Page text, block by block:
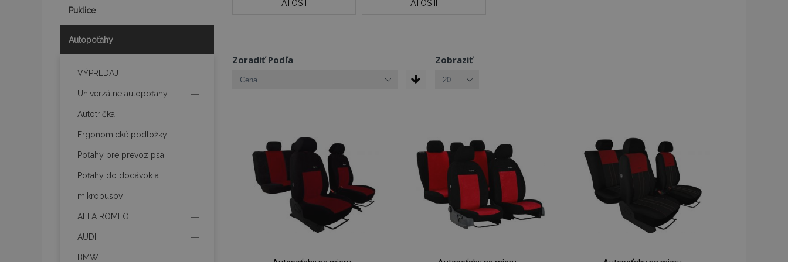
ATOS I ATOS II
Zoradiť Podľa Zobraziť
Puklice
Autopoťahy
VÝPREDAJ
Univerzálne autopoťahy
Autotričká
Ergonomické podložky
Poťahy pre prevoz psa
Poťahy do dodávok a
mikrobusov
ALFA ROMEO
AUDI
BMW